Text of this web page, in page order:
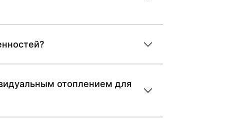
отоплением для